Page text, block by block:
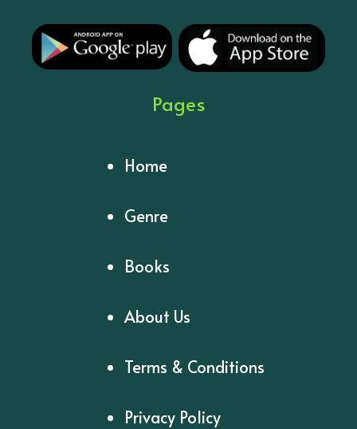
Pages
Home
Genre
Books
About Us
Terms & Conditions
Privacy Policy